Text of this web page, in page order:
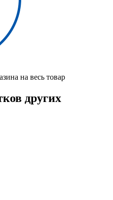
на весь товар
других